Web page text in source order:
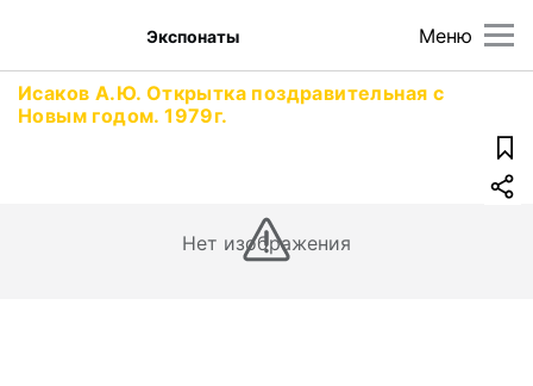
Меню
Экспонаты
Исаков А.Ю. Открытка поздравительная с
Новым годом. 1979г.
Нет изображения